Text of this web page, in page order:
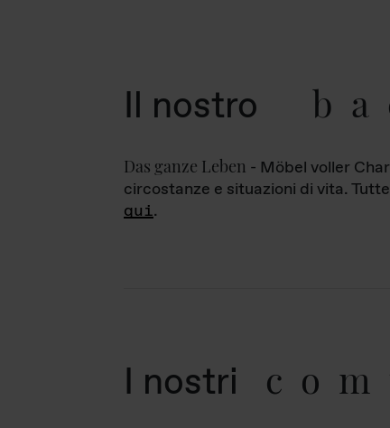
Il nostro
Das ganze Leben - Möbel voller
circostanze e situazioni di vita.
qui.
I nostri